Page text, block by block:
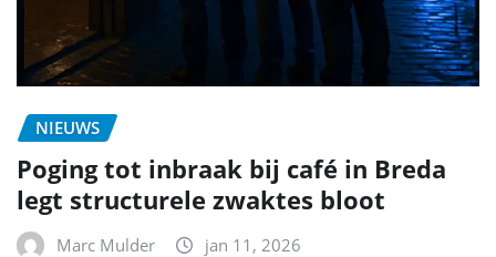
NIEUWS
Poging tot inbraak bij café in Breda
legt structurele zwaktes bloot
Marc Mulder jan 11, 2026